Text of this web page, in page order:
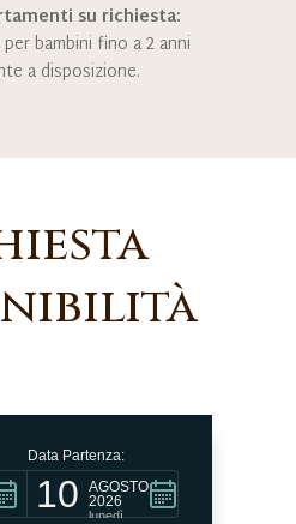
su richiesta:
bambini fino a 2 anni
a disposizione.
Data Partenza:
10
AGOSTO
2026
lunedì